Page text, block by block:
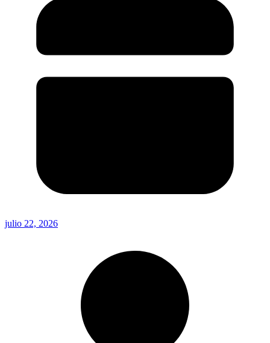
julio 22, 2026